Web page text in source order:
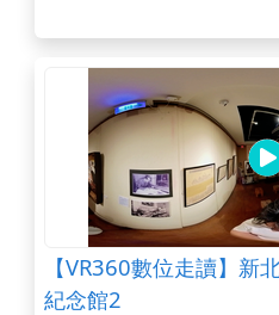
【VR360數位走讀】新
紀念館2